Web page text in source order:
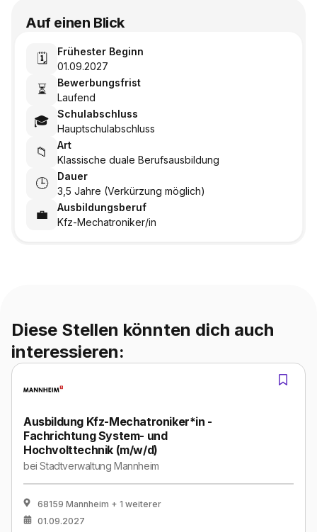
Auf einen Blick
🗓️
Frühester Beginn
01.09.2027
⏳
Bewerbungsfrist
Laufend
🎓
Schulabschluss
Hauptschulabschluss
📁
Art
Klassische duale Berufsausbildung
🕒
Dauer
3,5 Jahre (Verkürzung möglich)
💼
Ausbildungsberuf
Kfz-Mechatroniker/in
Diese Stellen könnten dich auch
interessieren:
Ausbildung Kfz-Mechatroniker*in -
Fachrichtung System- und
Hochvolttechnik (m/w/d)
beiStadtverwaltung Mannheim
68159 Mannheim + 1 weiterer
01.09.2027